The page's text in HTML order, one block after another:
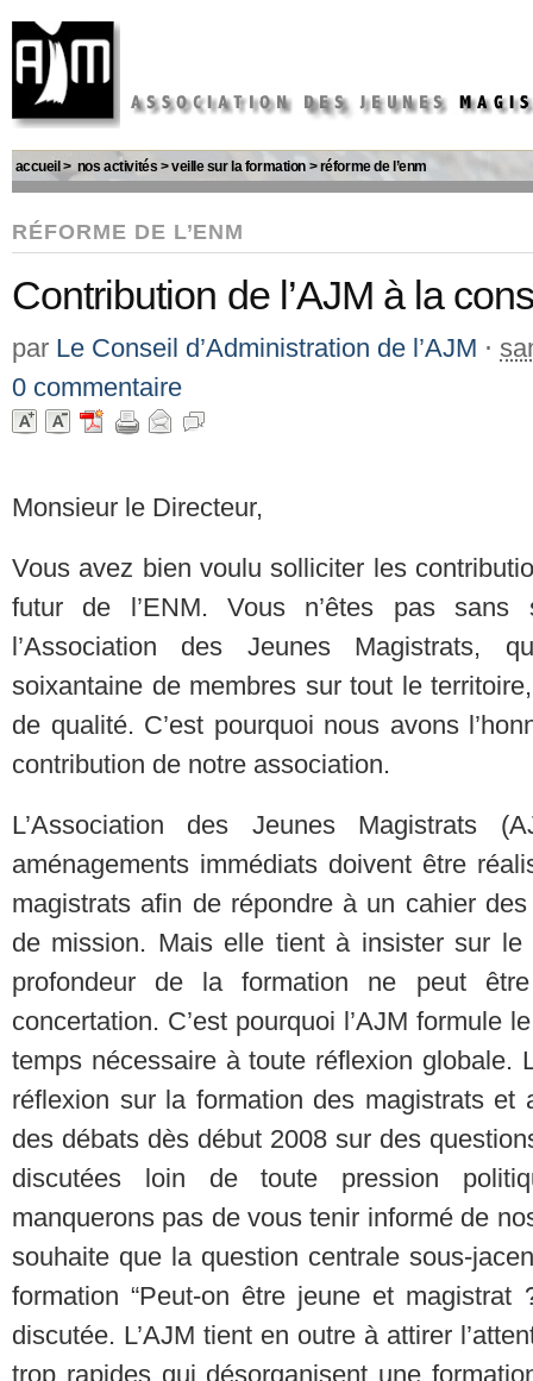
accueil > nos activités >veille sur la formation >réforme de l’enm
RÉFORME DE L’ENM
Contribution de l’AJM à la
par Le Conseil d’Administration de l’AJM ⋅
0 commentaire
Monsieur le Directeur,
Vous avez bien voulu solliciter les
futur de l’ENM. Vous n’êtes pas sans
l’Association des Jeunes Magistrats,
soixantaine de membres sur tout le
de qualité. C’est pourquoi nous avons
contribution de notre association.
L’Association des Jeunes Magistrats
aménagements immédiats doivent être
magistrats afin de répondre à un cahier
de mission. Mais elle tient à insister sur le
profondeur de la formation ne peut
concertation. C’est pourquoi l’AJM formule
temps nécessaire à toute réflexion globale.
réflexion sur la formation des magistrats et
des débats dès début 2008 sur des
discutées loin de toute pression
manquerons pas de vous tenir informé de
souhaite que la question centrale sous-
formation “Peut-on être jeune et magistrat
discutée. L’AJM tient en outre à attirer
trop rapides qui désorganisent une